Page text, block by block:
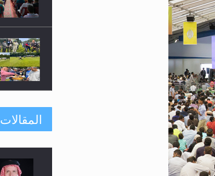
المقالات